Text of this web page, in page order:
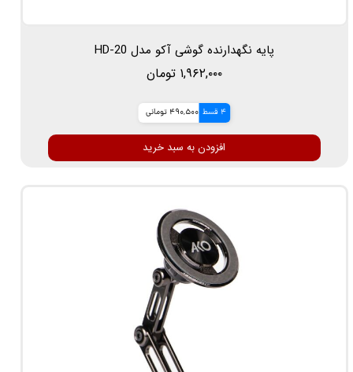
پایه نگهدارنده گوشی آکو مدل HD-20
۱,۹۶۲,۰۰۰ تومان
4 قسط 490,500 تومانی
افزودن به سبد خرید